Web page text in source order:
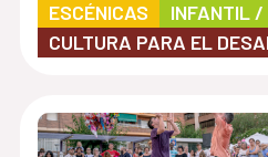
ESCÉNICAS
INFANTIL
CULTURA PARA EL